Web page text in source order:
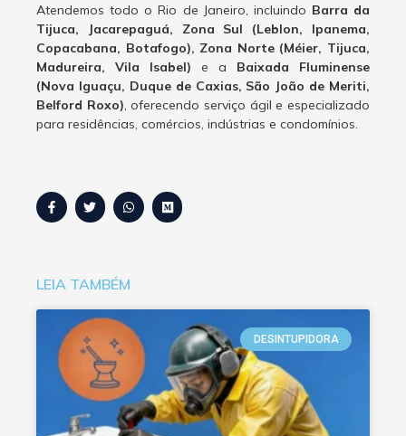
Atendemos todo o Rio de Janeiro, incluindo Barra da
Tijuca, Jacarepaguá, Zona Sul (Leblon, Ipanema,
Copacabana, Botafogo), Zona Norte (Méier, Tijuca,
Madureira, Vila Isabel) e a Baixada Fluminense
(Nova Iguaçu, Duque de Caxias, São João de Meriti,
Belford Roxo), oferecendo serviço ágil e especializado
para residências, comércios, indústrias e condomínios.
LEIA TAMBÉM
DESINTUPIDORA